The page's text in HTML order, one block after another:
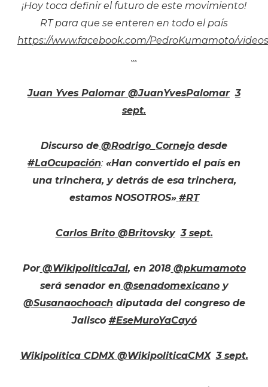
¡Hoy toca definir el futuro de este movimiento!
RT para que se enteren en todo el país
https://www.facebook.com/PedroKumamoto/
…
Juan Yves Palomar‏ @JuanYvesPalomar 3
sept.
Discurso de @Rodrigo_Cornejo desde
#LaOcupación: «Han convertido el país en
una trinchera, y detrás de esa trinchera,
estamos NOSOTROS» #RT
Carlos Brito‏ @Britovsky 3 sept.
Por @WikipoliticaJal, en 2018 @pkumamoto
será senador en @senadomexicanoy
@Susanaochoach diputada del congreso de
Jalisco #EseMuroYaCayó
Wikipolítica CDMX‏ @WikipoliticaCMX 3 sept.